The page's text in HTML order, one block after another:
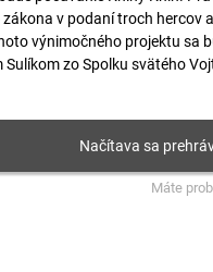
v podaní troch hercov
výnimočného projektu sa
zo Spolku svätého
Máte